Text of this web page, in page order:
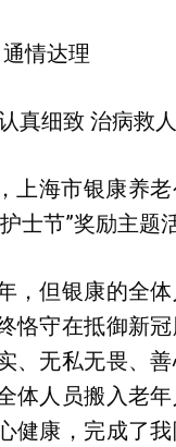
情达理
真细致 治病救人
上海市银康养
士节”奖励主题
，但银康的全
恪守在抵御新
、无私无畏、善
体人员搬入老
健康，完成了